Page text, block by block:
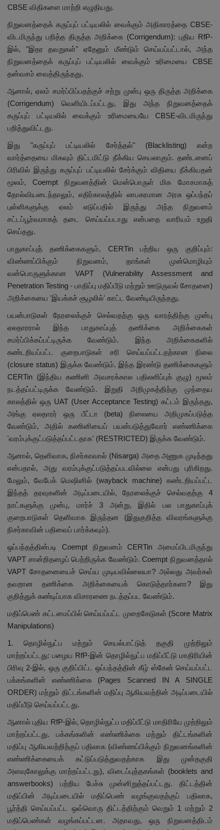
CBSE விதிகளை மாற்றி எழுதியது.
நிறுவனத்தைக் கருப்புப் பட்டியலில் வைக்கும் அதிகாரத்தை CBSE-
விடமிருந்து பறித்த திருத்த அறிக்கை (Corrigendum): புதிய RfP-
இல், "இதர தவறுகள்" ஏதேனும் மீண்டும் செய்யப்பட்டால், அந்த
நிறுவனத்தைக் கருப்புப் பட்டியலில் வைக்கும் உரிமையை CBSE
தன்வசம் வைத்திருந்தது.
ஆனால், ஏலம் சமர்ப்பிப்பதற்குச் சற்று முன்பு ஒரு திருத்த அறிக்கை
(Corrigendum) வெளியிடப்பட்டது, இது அந்த நிறுவனத்தைக்
கருப்புப் பட்டியலில் வைக்கும் உரிமையையே CBSE-விடமிருந்து
பறித்துவிட்டது.
இது "கருப்புப் பட்டியலில் சேர்த்தல்" (Blacklisting) என்ற
வார்த்தையை மிகவும் திட்டமிட்டு நீக்கிய செயலாகும். தண்டனைப்
பிரிவில் இருந்து கருப்புப் பட்டியலில் சேர்க்கும் விதியை நீக்கியதன்
மூலம், Coempt நிறுவனத்தின் மென்பொருள் மிக மோசமாகத்
தோல்வியடைந்தாலும், எதிர்காலத்தில் லாபகரமான அரசு ஒப்பந்தப்
புள்ளிகளுக்கு ஏலம் எடுப்பதில் இருந்து அந்த நிறுவனம்
சட்டப்பூர்வமாகத் தடை செய்யப்படாது என்பதை வாரியம் உறுதி
செய்தது.
பாதுகாப்புத் தணிக்கைகளும், CERTin பற்றிய ஒரு குறிப்பும்:
விண்ணப்பிக்கும் நிறுவனம், தாங்கள் முன்மொழியும்
வன்பொருளுக்கான VAPT (Vulnerability Assessment and
Penetration Testing - பாதிப்பு மதிப்பீடு மற்றும் ஊடுருவல் சோதனை)
அறிக்கையை 'இயக்கச் சூழலில்' காட்ட வேண்டியிருந்தது.
பயன்பாடுகள் நேரலைக்குச் செல்வதற்கு ஒரு வாரத்திற்கு முன்பு
ஏலதாரரால் இந்த பாதுகாப்புத் தணிக்கை அறிக்கைகள்
சமர்ப்பிக்கப்பட்டிருக்க வேண்டும். இந்த அறிக்கைகளில்
கண்டறியப்பட்ட குறைபாடுகள் சரி செய்யப்பட்டதற்கான நிலை
(closure status) இருக்க வேண்டும். இந்த இரண்டு தணிக்கைகளும்
CERTin (இந்திய கணினி அவசரக்கால பதிலளிப்புக் குழு) மூலம்
நடத்தப்பட்டிருக்க வேண்டும். இறுதி அறிமுகத்திற்கு முந்தைய
காலத்தில் ஒரு UAT (User Acceptance Testing) கட்டம் இருந்தது,
அங்கு ஏலதாரர் ஒரு பீட்டா (beta) நிலையை அறிமுகப்படுத்த
வேண்டும், அதில் கணினியைப் பயன்படுத்துவோர் எண்ணிக்கை
'வரம்புக்குட்படுத்தப்பட்டதாக' (RESTRICTED) இருக்க வேண்டும்.
ஆனால், தெளிவாக, நிசர்காவால் (Nisarga) அதை அணுக முடிந்தது
என்பதால், அது வரம்புக்குட்படுத்தப்படவில்லை என்பது புரிகிறது.
மேலும், வேபேக் மெஷினில் (wayback machine) கண்டறியப்பட்ட
இந்தத் தரவுகளின் அடிப்படையில், நேரலைக்குச் செல்வதற்கு 4
நாட்களுக்கு முன்பு, மார்ச் 3 அன்று, இதில் பல பாதுகாப்புக்
குறைபாடுகள் தெளிவாக இருந்தன (இதுகுறித்த விவரங்களுக்கு
நிசர்காவின் பதிவைப் பார்க்கவும்).
ஒப்பந்தத்தின்படி Coempt நிறுவனம் CERTin அமைப்பிடமிருந்து
VAPT சான்றிதழைப் பெற்றிருக்க வேண்டும். Coempt நிறுவனத்தால்
VAPT சோதனையைச் செய்ய முடியவில்லையா? அல்லது அவர்கள்
தவறான தணிக்கை அறிக்கையைக் கொடுத்தார்களா? இது
குறித்துக் கண்டிப்பாக விசாரணை நடத்தப்பட வேண்டும்.
மதிப்பெண் கட்டமைப்பில் செய்யப்பட்ட முறைகேடுகள் (Score Matrix
Manipulations)
1. தொழில்நுட்ப மற்றும் செயல்பாட்டுத் தகுதி முற்றிலும்
மாற்றப்பட்டது: பழைய RfP-இன் தொழில்நுட்ப மதிப்பீட்டு மாதிரியின்
பிரிவு 2-இல், ஒரு குறிப்பிட்ட ஒப்பந்தத்தின் கீழ் ஸ்கேன் செய்யப்பட்ட
பக்கங்களின் எண்ணிக்கை (Pages Scanned IN A SINGLE
ORDER) மற்றும் திட்டங்களின் மதிப்பு ஆகியவற்றின் அடிப்படையில்
மதிப்பீடு செய்யப்பட்டது.
ஆனால் புதிய RfP-இல், தொழில்நுட்ப மதிப்பீட்டு மாதிரியே முற்றிலும்
மாற்றப்பட்டது. பக்கங்களின் எண்ணிக்கை மற்றும் திட்டங்களின்
மதிப்பு ஆகியவற்றிற்குப் பதிலாக (விண்ணப்பிக்கும் நிறுவனங்களின்
எண்ணிக்கையைக் கட்டுப்படுத்துவதற்காக இது முன்தகுதி
அளவுகோலுக்கு மாற்றப்பட்டது), விடைப்புத்தகங்கள் (booklets and
answerbooks) பற்றிய பேச்சு முன்னிறுத்தப்பட்டது. திட்டத்தின்
மதிப்பின் அடிப்படையில் மதிப்பெண் வழங்குவதற்குப் பதிலாக,
பூர்த்தி செய்யப்பட்ட ஒவ்வொரு திட்டத்திற்கும் வெறும் 1 மற்றும் 2
மதிப்பெண்கள் வழங்கப்பட்டன. அதாவது, ஒரு நிறுவனத்திடம்